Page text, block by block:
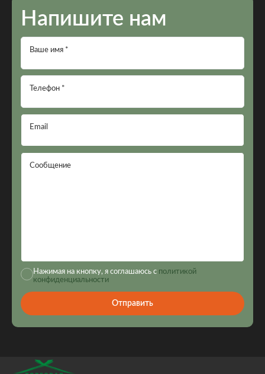
Напишите нам
Ваше имя *
Телефон *
Email
Сообщение
Нажимая на кнопку, я соглашаюсь с политикой
конфиденциальности
Отправить